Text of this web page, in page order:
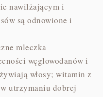
nawilżającym i
są odnowione i
mleczka
węglowodanów i
włosy; witamin z
utrzymaniu dobrej